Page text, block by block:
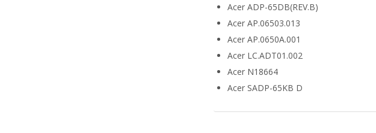
Acer ADP-65DB(REV.B)
Acer AP.06503.013
Acer AP.0650A.001
Acer LC.ADT01.002
Acer N18664
Acer SADP-65KB D